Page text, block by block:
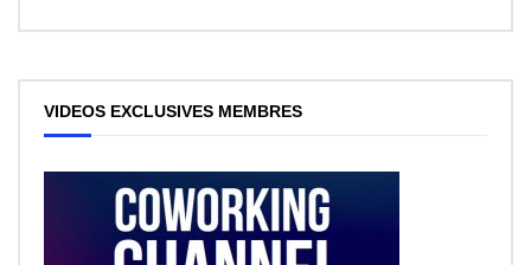
VIDEOS EXCLUSIVES MEMBRES